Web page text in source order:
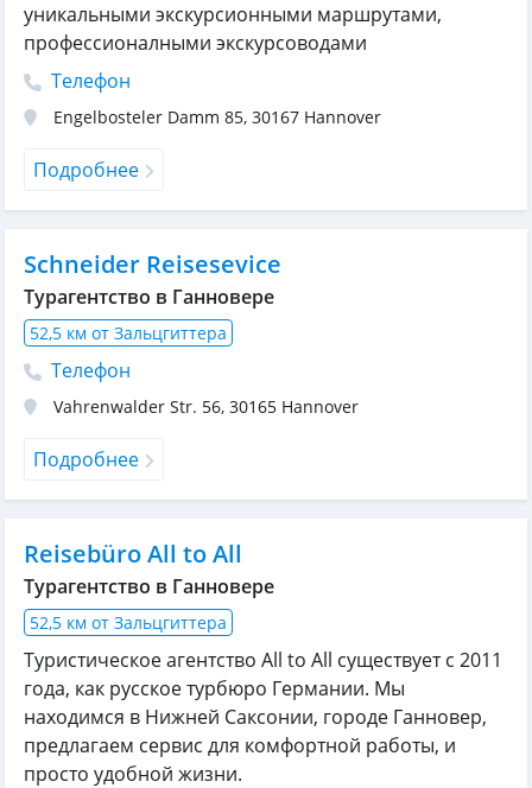
уникальными экскурсионными маршрутами,
профессионалными экскурсоводами
Телефон
Engelbosteler Damm 85, 30167 Hannover
Подробнее
Schneider Reisesevice
Турагентство в Ганновере
52,5 км от Зальцгиттера
Телефон
Vahrenwalder Str. 56, 30165 Hannover
Подробнее
Reisebüro All to All
Турагентство в Ганновере
52,5 км от Зальцгиттера
Туристическое агентство All to All существует с 2011
года, как русское турбюро Германии. Мы
находимся в Нижней Саксонии, городе Ганновер,
предлагаем сервис для комфортной работы, и
просто удобной жизни.